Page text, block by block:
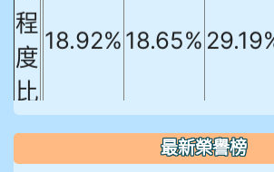
程
度
比
例
18.92% 18.65%
906陳兆宏 5A10+ 作文5
最新榮譽榜